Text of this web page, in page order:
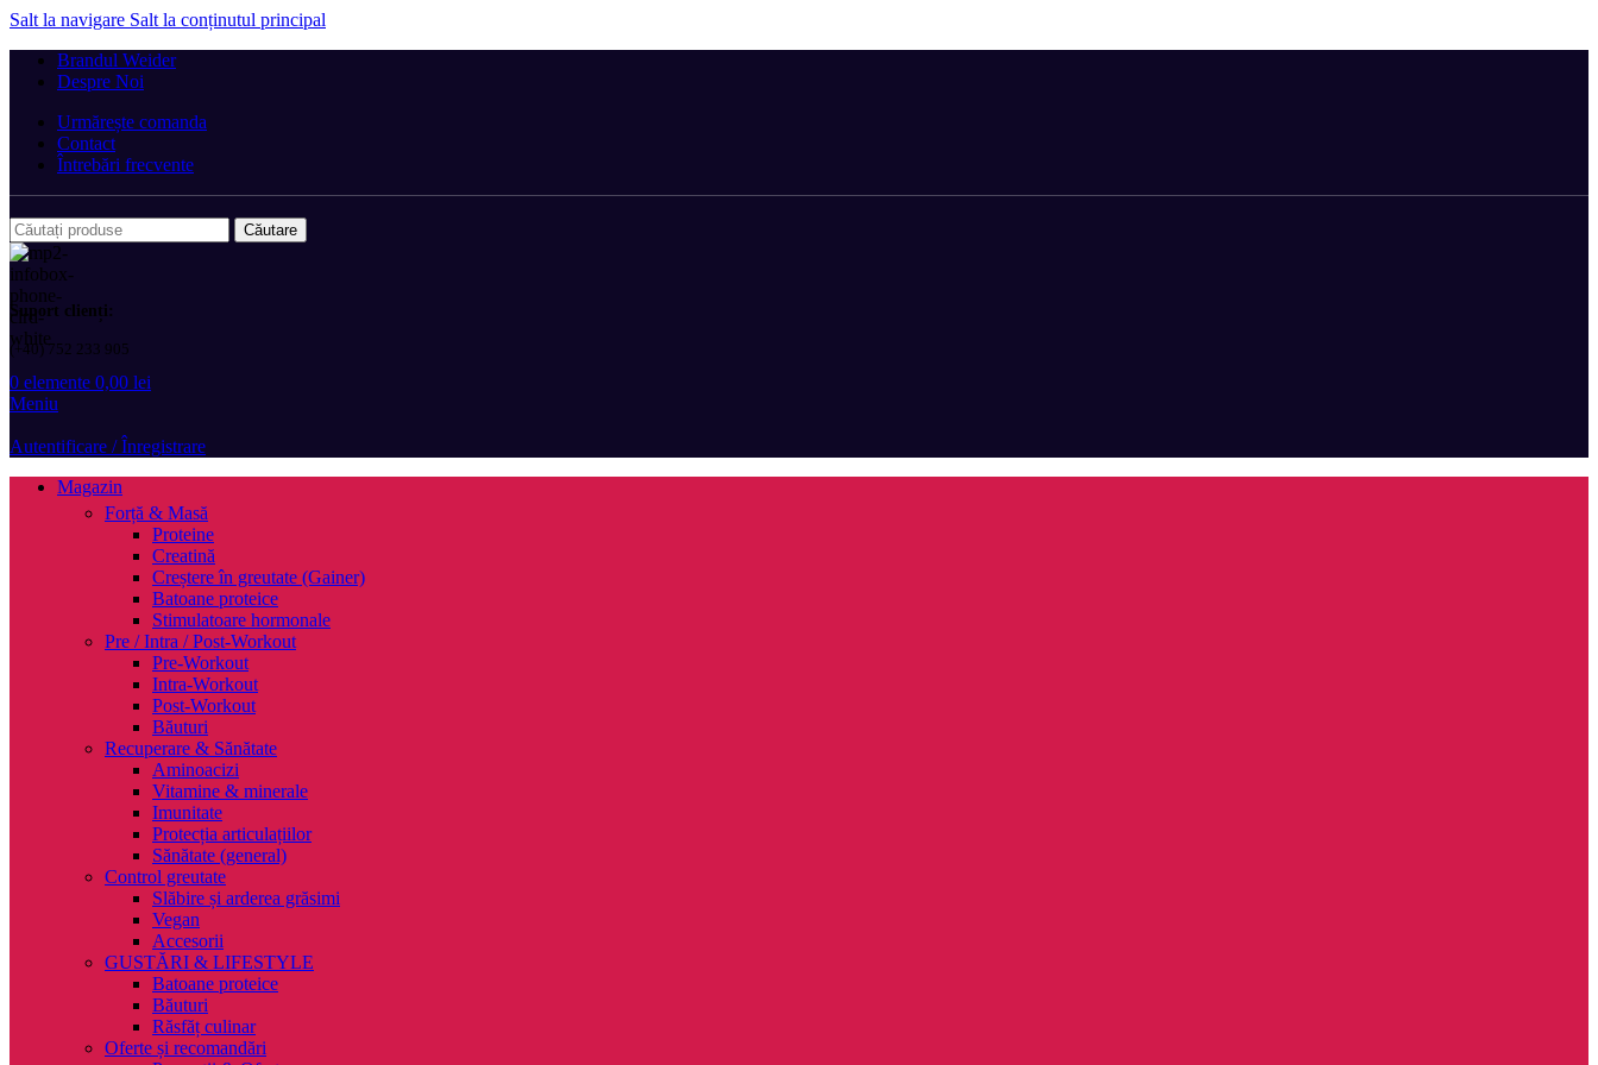
Salt la navigare Salt la conținutul principal
Brandul Weider
Despre Noi
Urmărește comanda
Contact
Întrebări frecvente
Căutare
Suport clienți:
(+40) 752 233 905
0 elemente 0,00 lei
Meniu
Autentificare / Înregistrare
Magazin
Forță & Masă
Proteine
Creatină
Creștere în greutate (Gainer)
Batoane proteice
Stimulatoare hormonale
Pre / Intra / Post-Workout
Pre-Workout
Intra-Workout
Post-Workout
Băuturi
Recuperare & Sănătate
Aminoacizi
Vitamine & minerale
Imunitate
Protecția articulațiilor
Sănătate (general)
Control greutate
Slăbire și arderea grăsimi
Vegan
Accesorii
GUSTĂRI & LIFESTYLE
Batoane proteice
Băuturi
Răsfăț culinar
Oferte și recomandări